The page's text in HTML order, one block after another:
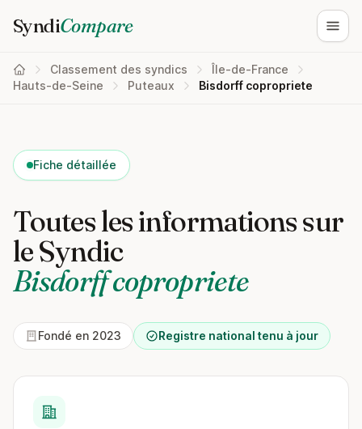
SyndiCompare
Classement des syndics
Île-de-France
Hauts-de-Seine
Puteaux Bisdorff copropriete
Fiche détaillée
Toutes les informations sur
le Syndic
Bisdorff copropriete
Fondé en 2023 Registre national tenu à jour